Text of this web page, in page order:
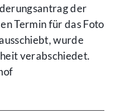
der
Termin für das Foto
wurde
verabschiedet.